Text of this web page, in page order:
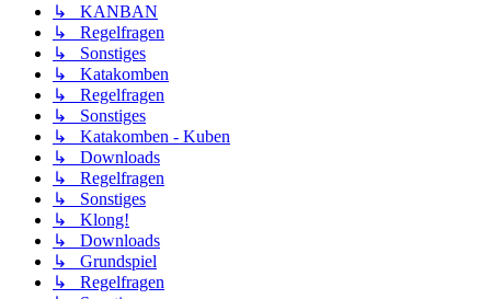
↳ KANBAN
↳ Regelfragen
↳ Sonstiges
↳ Katakomben
↳ Regelfragen
↳ Sonstiges
↳ Katakomben - Kuben
↳ Downloads
↳ Regelfragen
↳ Sonstiges
↳ Klong!
↳ Downloads
↳ Grundspiel
↳ Regelfragen